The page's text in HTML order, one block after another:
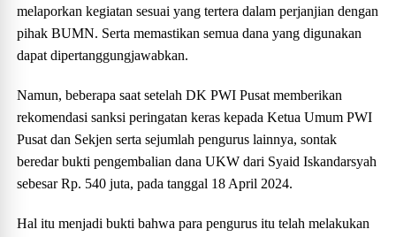
melaporkan kegiatan sesuai yang tertera dalam perjanjian dengan
pihak BUMN. Serta memastikan semua dana yang digunakan
dapat dipertanggungjawabkan.
Namun, beberapa saat setelah DK PWI Pusat memberikan
rekomendasi sanksi peringatan keras kepada Ketua Umum PWI
Pusat dan Sekjen serta sejumlah pengurus lainnya, sontak
beredar bukti pengembalian dana UKW dari Syaid Iskandarsyah
sebesar Rp. 540 juta, pada tanggal 18 April 2024.
Hal itu menjadi bukti bahwa para pengurus itu telah melakukan